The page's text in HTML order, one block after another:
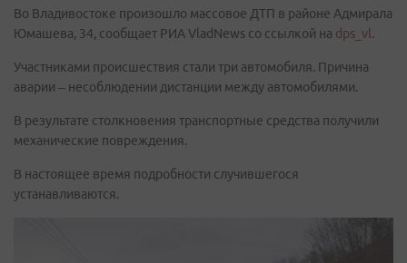
Во Владивостоке произошло массовое ДТП в районе Адмирала
Юмашева, 34, сообщает РИА VladNews со ссылкой на dps_vl .
Участниками происшествия стали три автомобиля. Причина
аварии – несоблюдении дистанции между автомобилями.
В результате столкновения транспортные средства получили
механические повреждения.
В настоящее время подробности случившегося
устанавливаются.